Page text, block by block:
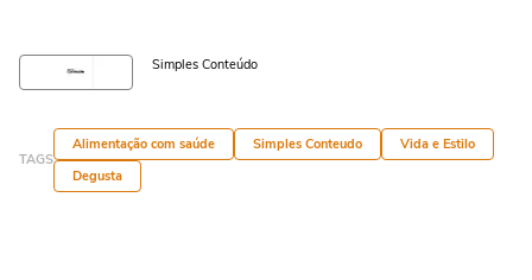
Simples Conteúdo
TAGS
Alimentação com saúde Simples Conteudo
Vida e Estilo
Degusta